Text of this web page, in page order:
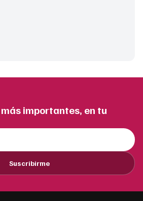
importantes, en tu
Suscribirme